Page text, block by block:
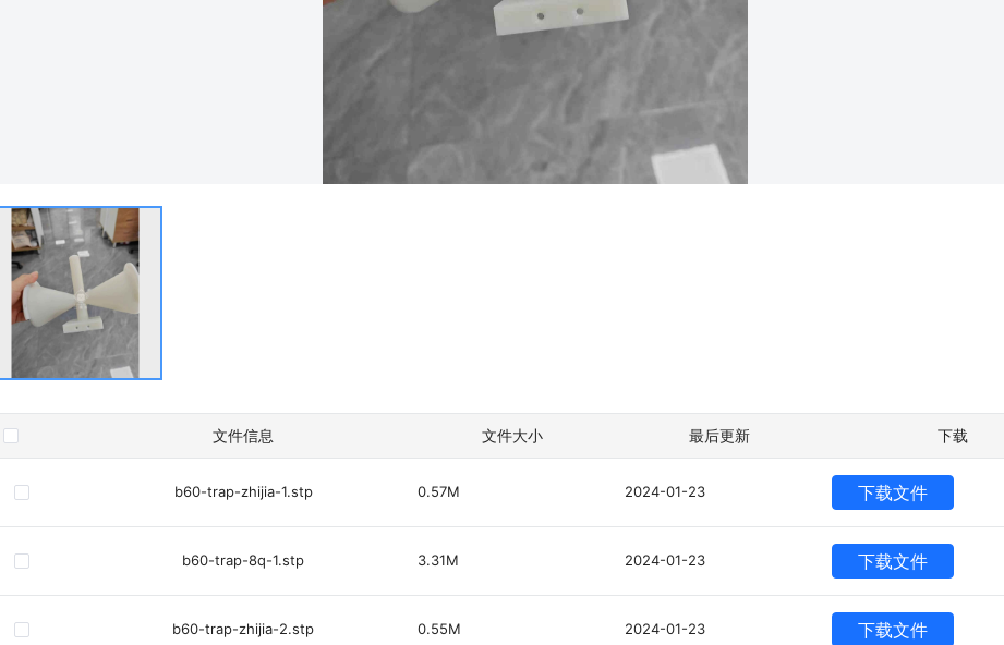
文件信息 文件大小 最后更新 下载
b60-trap-zhijia-1.stp 0.57M 2024-01-23 下载文件
b60-trap-8q-1.stp 3.31M 2024-01-23 下载文件
b60-trap-zhijia-2.stp 0.55M 2024-01-23 下载文件